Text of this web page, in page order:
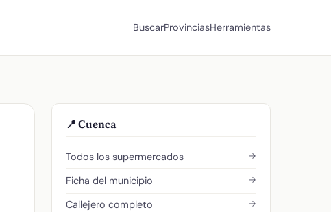
BuscarProvinciasHerramientas
📍 Cuenca
Todos los supermercados →
Ficha del municipio →
Callejero completo →